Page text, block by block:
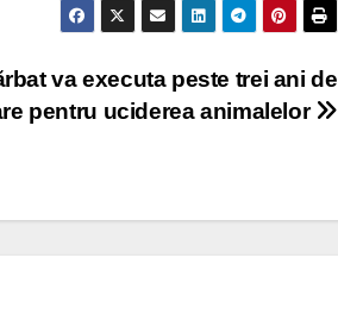
va executa peste trei ani de
pentru uciderea animalelor